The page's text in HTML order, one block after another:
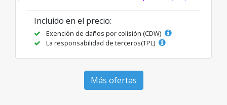
Incluido en el precio:
Exención de daños por colisión (CDW)
La responsabilidad de terceros(TPL)
Más ofertas